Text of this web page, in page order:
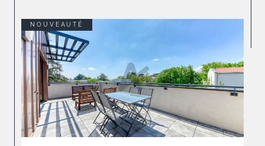
COUP DE COEUR